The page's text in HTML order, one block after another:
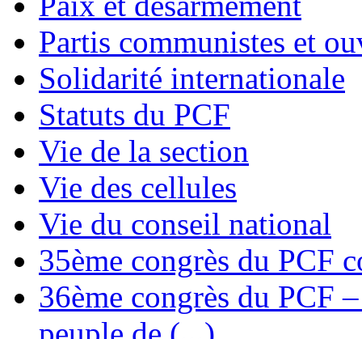
Partis communistes et
Solidarité internationale
Statuts du PCF
Vie de la section
Vie des cellules
Vie du conseil national
35ème congrès du PCF
36ème congrès du PCF